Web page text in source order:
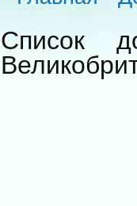
Список